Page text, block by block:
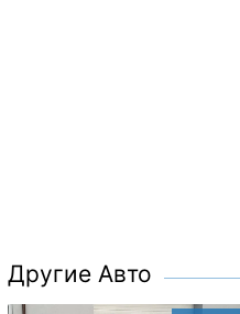
Другие Авто